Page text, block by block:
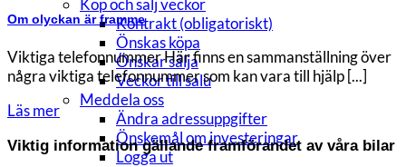
Köp och sälj veckor
Kontrakt (obligatoriskt)
Önskas köpa
Önskar sälja
Veckor till salu
Meddela oss
Ändra adressuppgifter
Önskemål om investeringar
Logga ut
Om olyckan är framme
Viktiga telefonnummer Här finns en sammanställning över
några viktiga telefonnummer som kan vara till hjälp [...]
Läs mer
Viktig information gällande framförandet av våra bilar